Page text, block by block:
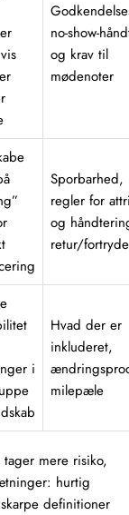
no-show-
og krav til
mødenoter
Sporbarhed,
regler for
og
retur/
i
Hvad der er
inkluderet,
milepæle
mere risiko,
hurtig
definitioner